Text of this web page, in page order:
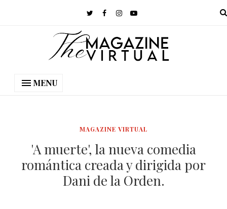
MENU
MAGAZINE VIRTUAL
'A muerte', la nueva comedia
romántica creada y dirigida por
Dani de la Orden.